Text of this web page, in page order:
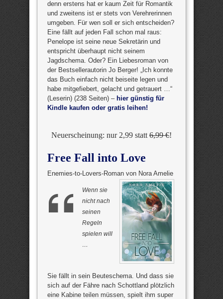
denn erstens hat er kaum Zeit für Romantik
und zweitens ist er stets von Verehrerinnen
umgeben. Für wen soll er sich entscheiden?
Eine fällt auf jeden Fall schon mal raus:
Penelope ist seine neue Sekretärin und
entspricht überhaupt nicht seinem
Jagdschema. Oder? Ein Liebesroman von
der Bestsellerautorin Jo Berger! „Ich konnte
das Buch einfach nicht beiseite legen und
habe mitgefiebert, gelacht und getrauert …“
(Leserin) (238 Seiten) – hier günstig für
Kindle kaufen oder gratis leihen!
Neuerscheinung: nur 2,99 statt 6,99 €!
Free Fall into Love
Enemies-to-Lovers-Roman von Nora Amelie
Wenn sie
nicht nach
seinen
Regeln
spielen will
…
Sie fällt in sein Beuteschema. Und dass sie
sich auf der Fähre nach Schottland plötzlich
eine Kabine teilen müssen, spielt ihm super